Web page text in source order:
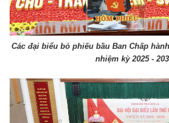
Các đại biểu bỏ phiếu bầu Ban Chấp
nhiệm kỳ 2025 -